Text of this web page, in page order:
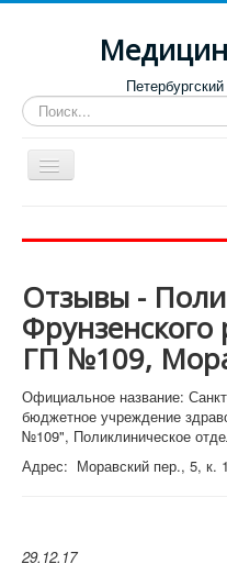
Искать...
Toggle
Navigation
Роддома и женские
Диспансеры
Лучшие клиники по
Отзывы о медицинских
Отзывы -
Фрунзенского
ГП №109,
Официальное название:
бюджетное учреждение
№109", Поликлиническое
Адрес: Моравский пер., 5, к.
29.12.17